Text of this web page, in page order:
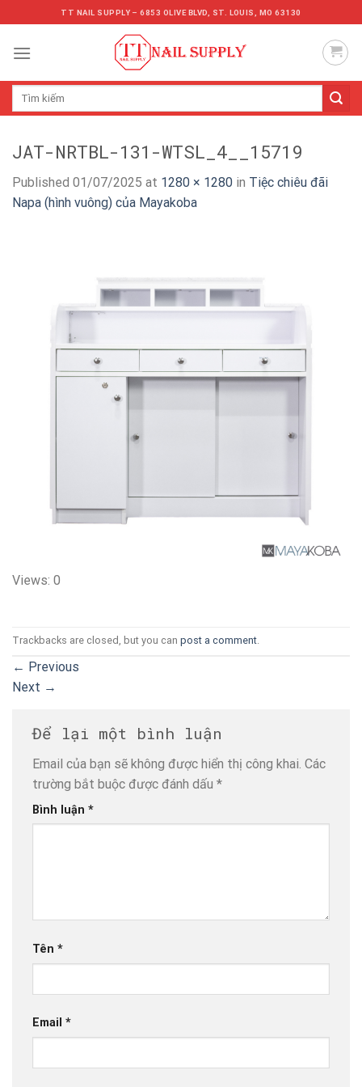
to
content
TT NAIL SUPPLY – 6853 OLIVE BLVD, ST. LOUIS, MO 63130
Tìm
JAT-NRTBL-131-WTSL_4__15719
Published 01/07/2025 at 1280 × 1280 in Tiệc chiêu đãi
Napa (hình vuông) của Mayakoba
Views: 0
Trackbacks are closed, but you can post a comment.
← Previous
Next →
Để lại một bình luận
Email của bạn sẽ không được hiển thị công khai. Các
trường bắt buộc được đánh dấu *
Bình luận *
Tên *
Email *